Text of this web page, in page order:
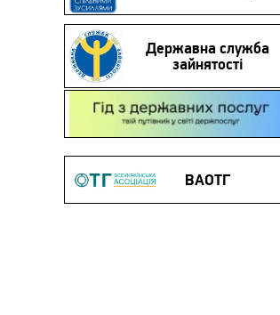
Державна служба
зайнятості
Гід з державних послуг
ВАОТГ